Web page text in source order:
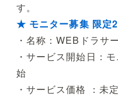
す。
★ モニター募集 限定
・名称：WEBドラサ
・サービス開始日：
始
・サービス価格 ：未